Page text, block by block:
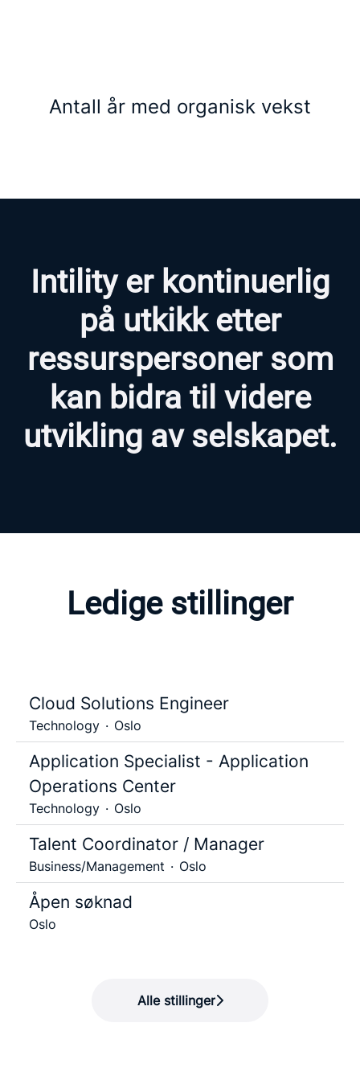
Antall år med organisk vekst
Intility er kontinuerlig
på utkikk etter
ressurspersoner som
kan bidra til videre
utvikling av selskapet.
Ledige stillinger
Cloud Solutions Engineer
Technology · Oslo
Application Specialist - Application
Operations Center
Technology · Oslo
Talent Coordinator / Manager
Business/Management · Oslo
Åpen søknad
Oslo
Alle stillinger